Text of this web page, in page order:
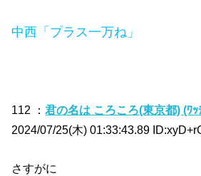
中西「プラス一万ね」
112 ：君の名は ころころ(東京都) (ﾜ
2024/07/25(木) 01:33:43.89
さすがに